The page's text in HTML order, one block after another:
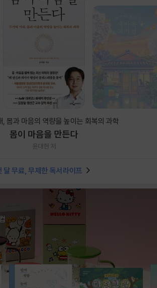
, 몸과 마음의 역량을 높이는 회복의 과학
몸이 마음을 만든다
윤대현 저
달 무료, 무제한 독서라이프